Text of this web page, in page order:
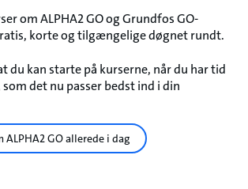
om ALPHA2 GO og Grundfos GO-
korte og tilgængelige døgnet rundt.
du kan starte på kurserne, når du har tid
det nu passer bedst ind i din
ALPHA2 GO allerede i dag